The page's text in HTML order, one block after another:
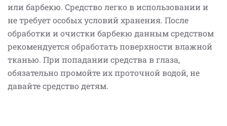
или барбекю. Средство легко в использовании и
не требует особых условий хранения. После
обработки и очистки барбекю данным средством
рекомендуется обработать поверхности влажной
тканью. При попадании средства в глаза,
обязательно промойте их проточной водой, не
давайте средство детям.